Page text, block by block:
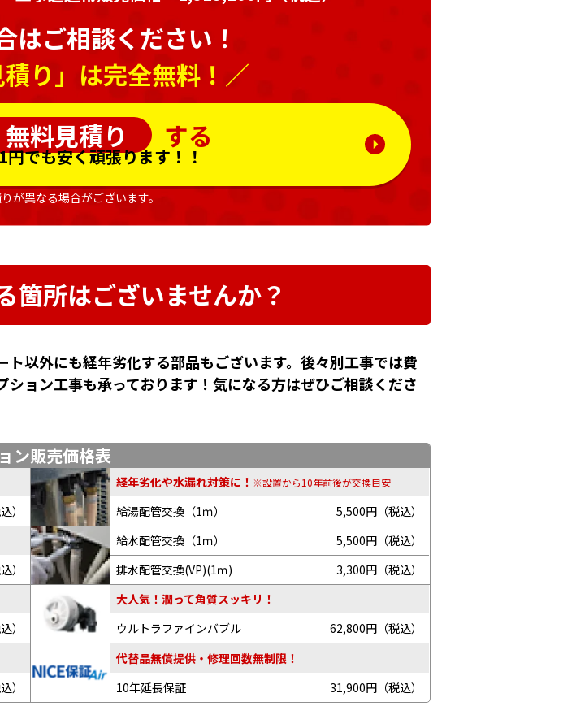
はご相談ください！
り」は完全無料！／
無料見積り する
円でも安く頑張ります！！
が異なる場合がございます。
箇所はございませんか？
以外にも経年劣化する部品もございます。後々別工事では費
ョン工事も承っております！気になる方はぜひご相談くださ
ン販売価格表
）
経年劣化や水漏れ対策に！ ※設置から10年前後が交換目安
給湯配管交換（1ｍ）
5,500円（税込）
給水配管交換（1ｍ）
5,500円（税込）
排水配管交換(VP)(1ｍ)
3,300円（税込）
）
）
大人気！潤って角質スッキリ！
ウルトラファインバブル
62,800円（税込）
）
代替品無償提供・修理回数無制限！
10年延長保証
31,900円（税込）